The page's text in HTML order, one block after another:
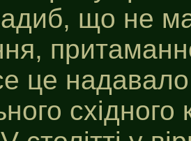
що не
це
східного